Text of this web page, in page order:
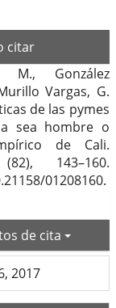
citar
M., González
Vargas, G.
de las pymes
sea hombre o
de Cali.
143–160.
01208160.
de cita
2017